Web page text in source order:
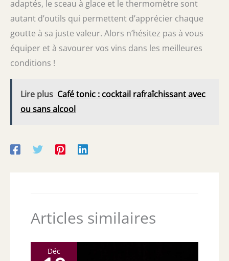
adaptés, le sceau à glace et le thermomètre sont
autant d’outils qui permettent d’apprécier chaque
goutte à sa juste valeur. Alors n’hésitez pas à vous
équiper et à savourer vos vins dans les meilleures
conditions !
Lire plus Café tonic : cocktail rafraîchissant avec
ou sans alcool
Articles similaires
Déc